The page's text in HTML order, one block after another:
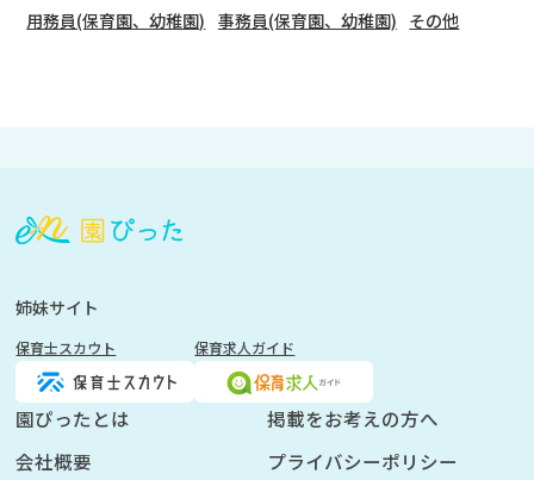
用務員(保育園、幼稚園) 事務員(保育園、幼稚園) その他
登
く
イ
姉妹サイト
保育士スカウト 保育求人ガイド
園ぴったとは
掲載をお考えの方へ
会社概要
プライバシーポリシー